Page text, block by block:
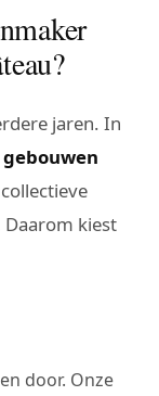
jaren. In
kiest
door. Onze